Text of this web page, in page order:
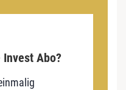
Invest Abo?